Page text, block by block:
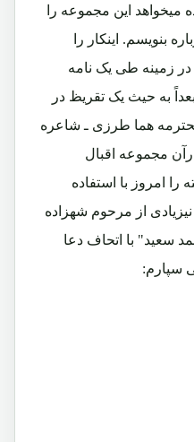
میخواهد این مجموعه را
بنویسم. اینکار را
زمینه طی یک نامه
به حیث یک تقریظ در
هما طرزی ـ شاعره
مجموعه اقبال
امروز با استفاده
از مرحوم شهزاده
سعید" با اتحاف دعا
سپارم: